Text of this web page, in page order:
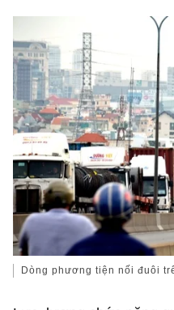
Dòng phương tiện nối đuôi